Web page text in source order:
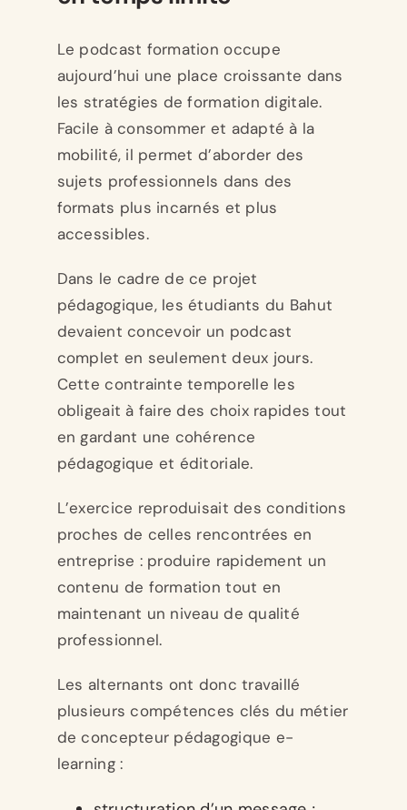
Le podcast formation occupe
aujourd’hui une place croissante dans
les stratégies de formation digitale.
Facile à consommer et adapté à la
mobilité, il permet d’aborder des
sujets professionnels dans des
formats plus incarnés et plus
accessibles.
Dans le cadre de ce projet
pédagogique, les étudiants du Bahut
devaient concevoir un podcast
complet en seulement deux jours.
Cette contrainte temporelle les
obligeait à faire des choix rapides tout
en gardant une cohérence
pédagogique et éditoriale.
L’exercice reproduisait des conditions
proches de celles rencontrées en
entreprise : produire rapidement un
contenu de formation tout en
maintenant un niveau de qualité
professionnel.
Les alternants ont donc travaillé
plusieurs compétences clés du métier
de concepteur pédagogique e-
learning :